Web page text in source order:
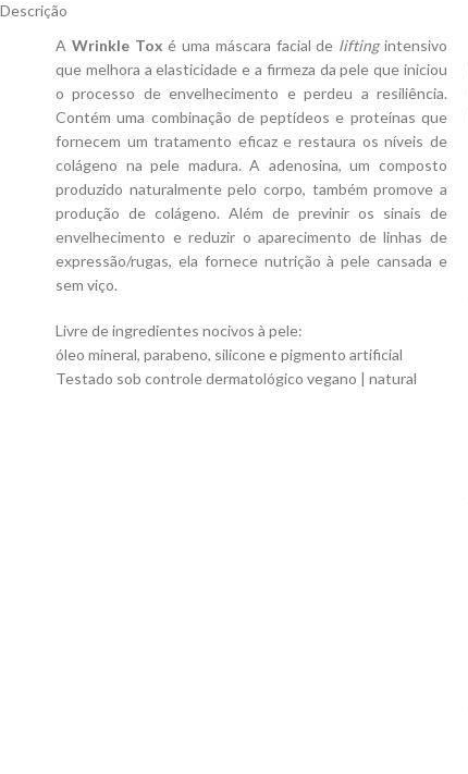
Descrição
A Wrinkle Tox é uma máscara facial de liftingintensivo
que melhora a elasticidade e a firmeza da pele que iniciou
o processo de envelhecimento e perdeu a resiliência.
Contém uma combinação de peptídeos e proteínas que
fornecem um tratamento eficaz e restaura os níveis de
colágeno na pele madura. A adenosina, um composto
produzido naturalmente pelo corpo, também promove a
produção de colágeno. Além de previnir os sinais de
envelhecimento e reduzir o aparecimento de linhas de
expressão/rugas, ela fornece nutrição à pele cansada e
sem viço.
Livre de ingredientes nocivos à pele:
óleo mineral, parabeno, silicone e pigmento artificial
Testado sob controle dermatológico vegano | natural